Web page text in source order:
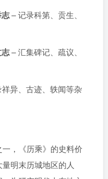
– 记录科第、贡生、
– 汇集碑记、疏议、
异、古迹、轶闻等杂
，《历乘》的史料价
明末历城地区的人